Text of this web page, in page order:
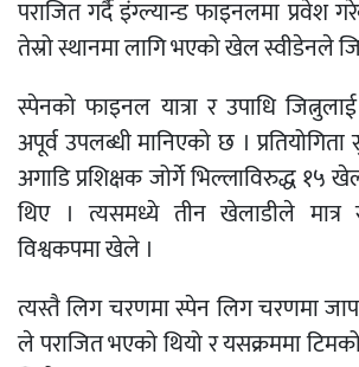
पराजित गर्दै इंग्ल्यान्ड फाइनलमा प्रवेश
तेस्रो स्थानमा लागि भएको खेल स्वीडेनले
स्पेनको फाइनल यात्रा र उपाधि
अपूर्व उपलब्धी मानिएको छ ।
अगाडि प्रशिक्षक जोर्गे भिल्लाविरुद्ध १५
थिए । त्यसमध्ये तीन खेलाडीले
विश्वकपमा खेले ।
त्यस्तै लिग चरणमा स्पेन लिग चरणमा
ले पराजित भएको थियो र यसक्रममा